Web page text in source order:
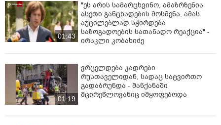
01:43
"ეს არის სამარცხვინო, ამაზრზენია
ასეთი განცხადების მოსმენა, ამას
აუცილებლად სჭირდება
საზოგადოების სათანადო რეაქცია" -
ირაკლი კობახიძე
01:19
ვრცელდება კადრები
რუსთაველიდან, სადაც სატვირთო
გადაბრუნდა - მანქანაში
მცირეწლოვანიც იმყოფებოდა